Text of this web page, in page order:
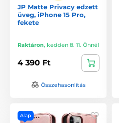
JP Matte Privacy edzett
üveg, iPhone 15 Pro,
fekete
Raktáron, kedden 8. 11. Önnél
4 390 Ft
Összehasonlítás
Alap